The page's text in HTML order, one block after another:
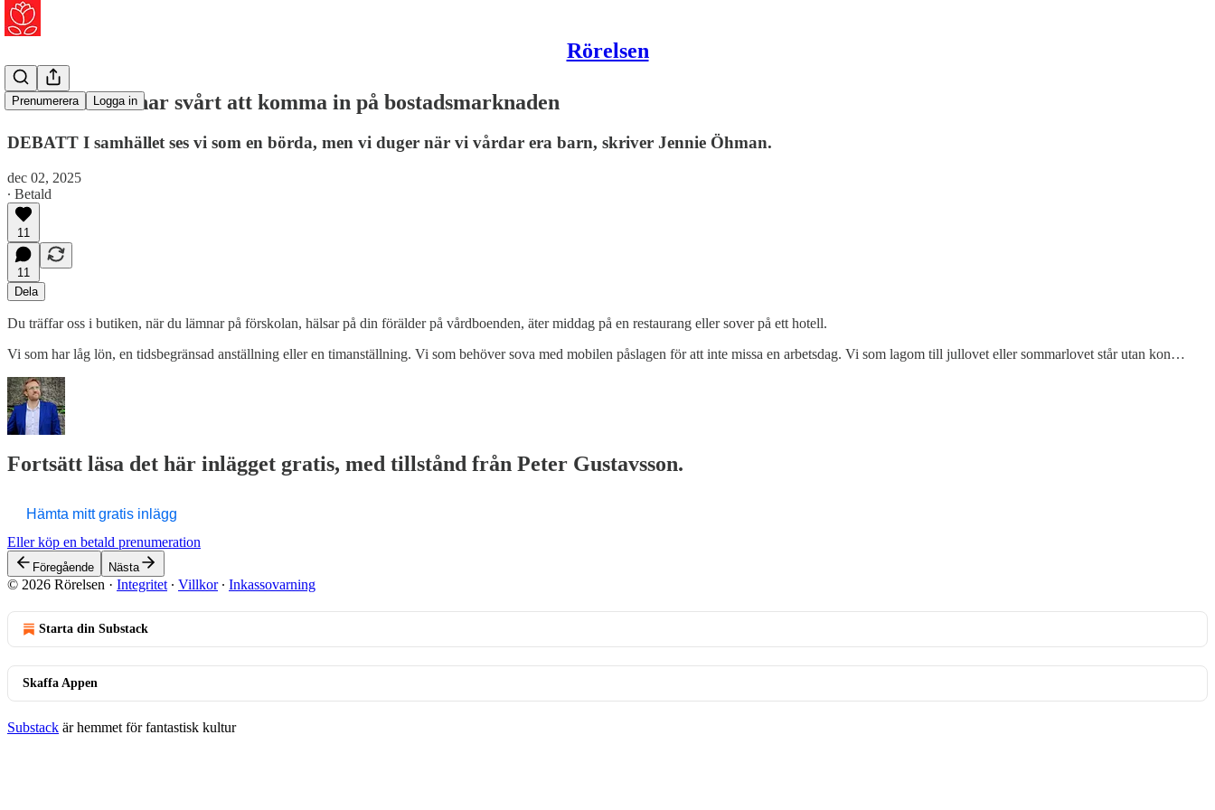
Rörelsen
Prenumerera Logga in
Det är vi som har svårt att komma in på bostadsmarknaden
DEBATT I samhället ses vi som en börda, men vi duger när vi vårdar era barn, skriver Jennie Öhman.
dec 02, 2025
∙ Betald
11
11
Dela
Du träffar oss i butiken, när du lämnar på förskolan, hälsar på din förälder på vårdboenden, äter middag på en restaurang eller sover på ett hotell.
Vi som har låg lön, en tidsbegränsad anställning eller en timanställning. Vi som behöver sova med mobilen påslagen för att inte missa en arbetsdag. Vi som lagom till jullovet eller sommarlovet står utan kon…
Fortsätt läsa det här inlägget gratis, med tillstånd från Peter Gustavsson.
Hämta mitt gratis inlägg
Eller köp en betald prenumeration
Föregående Nästa
© 2026 Rörelsen · Integritet ∙ Villkor∙ Inkassovarning
Starta din Substack
Skaffa Appen
Substack är hemmet för fantastisk kultur